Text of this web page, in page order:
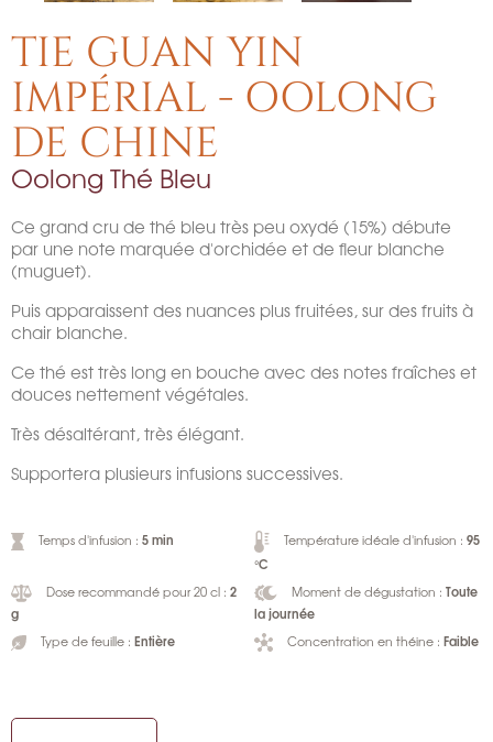
TIE GUAN YIN
IMPÉRIAL - OOLONG
DE CHINE
Oolong Thé Bleu
Ce grand cru de thé bleu très peu oxydé (15%) débute
par une note marquée d'orchidée et de fleur blanche
(muguet).
Puis apparaissent des nuances plus fruitées, sur des fruits à
chair blanche.
Ce thé est très long en bouche avec des notes fraîches et
douces nettement végétales.
Très désaltérant, très élégant.
Supportera plusieurs infusions successives.
Temps d'infusion : 5 min Température idéale d'infusion : 95
°C
Dose recommandé pour 20 cl : 2
g
Moment de dégustation : Toute
la journée
Type de feuille : Entière Concentration en théine : Faible